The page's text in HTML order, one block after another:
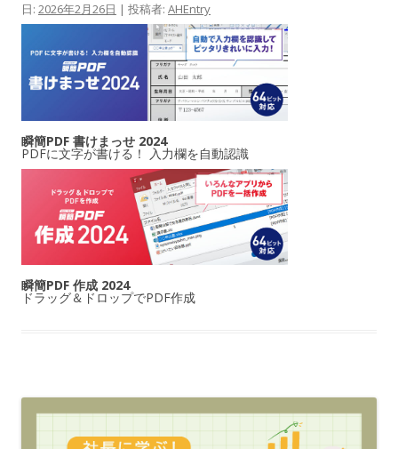
日: 2026年2月26日 | 投稿者: AHEntry
瞬簡PDF 書けまっせ 2024
PDFに文字が書ける！ 入力欄を自動認識
瞬簡PDF 作成 2024
ドラッグ＆ドロップでPDF作成